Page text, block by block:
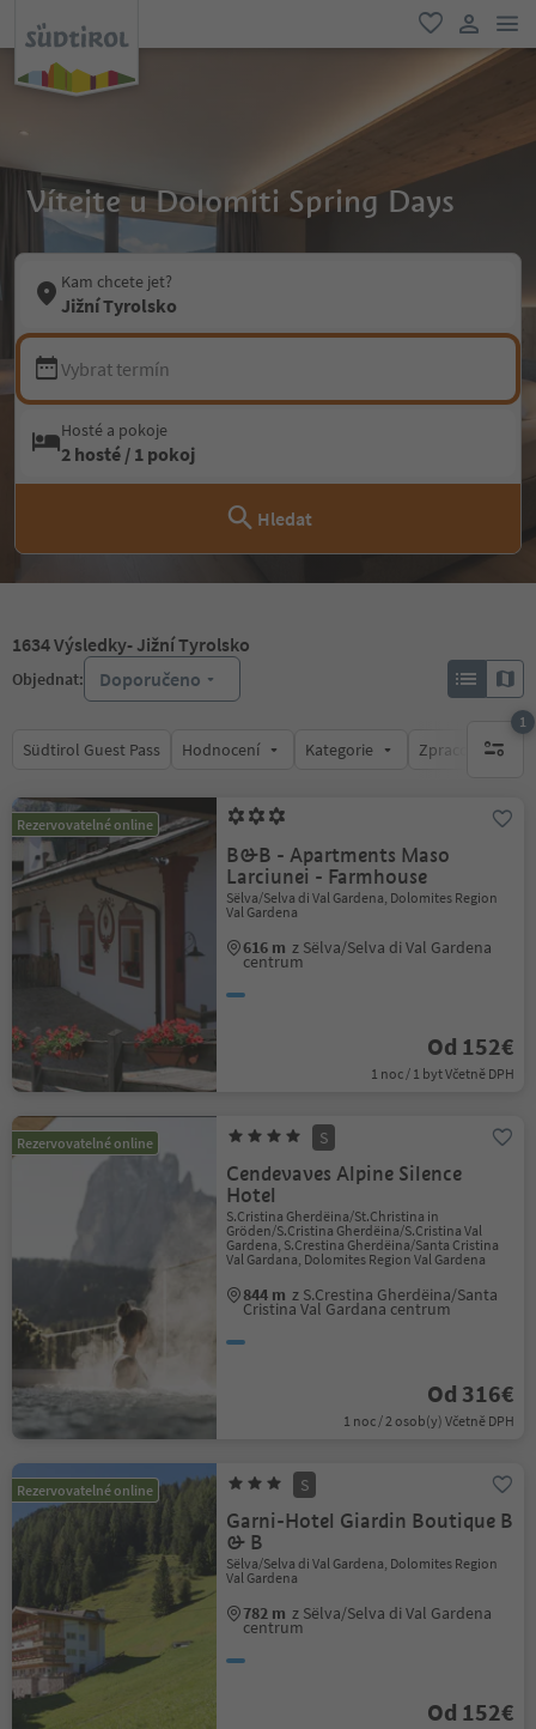
oblíbené
Vítejte u Dolomiti Spring Days
Kam chcete jet?
Jižní Tyrolsko
Vybrat termín
Hosté a pokoje
2 hosté / 1 pokoj
Hledat
1634Výsledky- Jižní Tyrolsko
Objednat: Doporučeno
Südtirol Guest Pass Hodnocení Kategorie Zpracovává
1
1
Rezervovatelné online
B&B - Apartments Maso
Larciunei - Farmhouse
Sëlva/Selva di Val Gardena, Dolomites Region
Val Gardena
616 m z Sëlva/Selva di Val Gardena
centrum
Od 152€
1 noc / 1 byt Včetně DPH
Rezervovatelné online S
Cendevaves Alpine Silence
Hotel
S.Cristina Gherdëina/St.Christina in
Gröden/S.Cristina Gherdëina/S.Cristina Val
Gardena, S.Crestina Gherdëina/Santa Cristina
Val Gardana, Dolomites Region Val Gardena
844 m z S.Crestina Gherdëina/Santa
Cristina Val Gardana centrum
Od 316€
1 noc / 2 osob(y) Včetně DPH
Rezervovatelné online S
Garni-Hotel Giardin Boutique B
& B
Sëlva/Selva di Val Gardena, Dolomites Region
Val Gardena
782 m z Sëlva/Selva di Val Gardena
centrum
Od 152€